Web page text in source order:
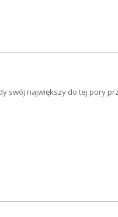
swój największy do tej pory